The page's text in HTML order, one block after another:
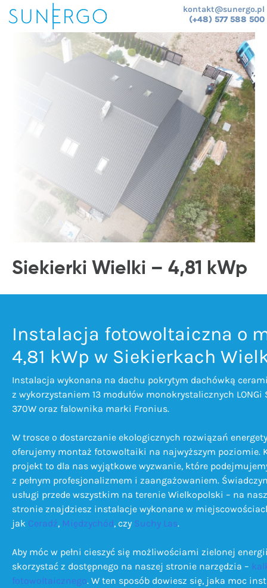
kontakt@sunergo.pl
(+48) 577 588 500
Siekierki Wielki – 4,81 kWp
Instalacja fotowoltaiczna o
4,81 kWp w Siekierkach
Instalacja wykonana na dachu pokrytym dachówką
z wykorzystaniem 13 modułów monokrystalicznych LONGi
370W oraz falownika marki Fronius.
W trosce o dostarczanie ekologicznych rozwiązań
oferujemy montaż fotowoltaiki na najwyższym poziomie.
projekt to dla nas wyjątkowe wyzwanie, które
z pełnym profesjonalizmem i zaangażowaniem.
usługi przede wszystkim na terenie Wielkopolski – na
stronie znajdziesz instalacje wykonane w
jak Ceradź, Międzychód, czy Suchy Las.
Aby móc w pełni cieszyć się możliwościami zielonej
skorzystać z dostępnego na naszej stronie narzędzia –
fotowoltaicznego. W ten sposób dowiesz się, jaka moc